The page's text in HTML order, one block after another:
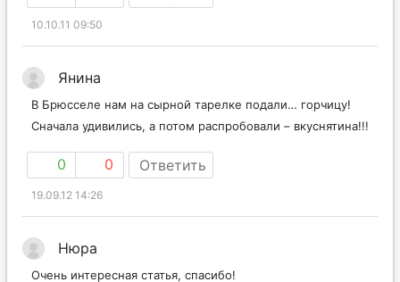
0 0 Ответить
10.10.11 09:50
В Брюсселе нам на сырной тарелке подали… горчицу!
0 0 Ответить
19.09.12 14:26